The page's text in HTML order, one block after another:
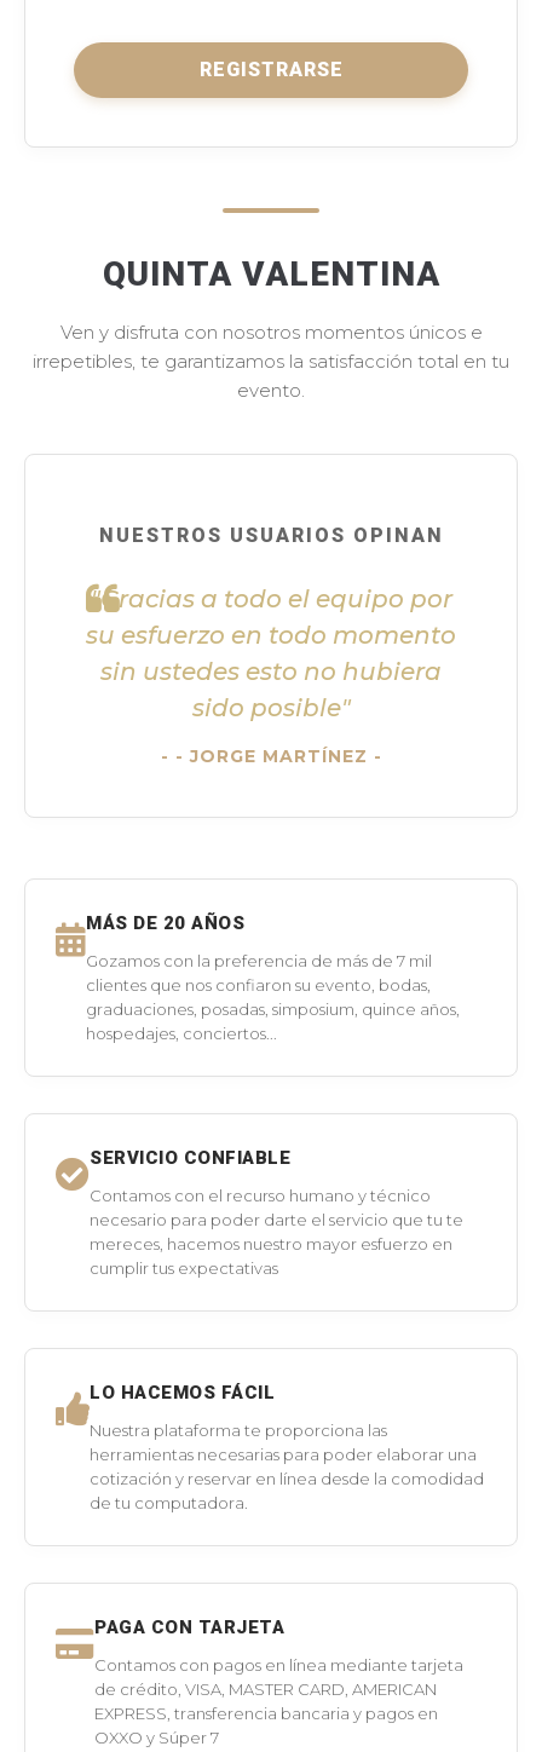
REGISTRARSE
QUINTA VALENTINA
Ven y disfruta con nosotros momentos únicos e
irrepetibles, te garantizamos la satisfacción total en tu
evento.
NUESTROS USUARIOS OPINAN
"Gracias a todo el equipo por
su esfuerzo en todo momento
sin ustedes esto no hubiera
sido posible"
- JORGE MARTÍNEZ -
MÁS DE 20 AÑOS
Gozamos con la preferencia de más de 7 mil
clientes que nos confiaron su evento, bodas,
graduaciones, posadas, simposium, quince años,
hospedajes, conciertos...
SERVICIO CONFIABLE
Contamos con el recurso humano y técnico
necesario para poder darte el servicio que tu te
mereces, hacemos nuestro mayor esfuerzo en
cumplir tus expectativas
LO HACEMOS FÁCIL
Nuestra plataforma te proporciona las
herramientas necesarias para poder elaborar una
cotización y reservar en línea desde la comodidad
de tu computadora.
PAGA CON TARJETA
Contamos con pagos en línea mediante tarjeta
de crédito, VISA, MASTER CARD, AMERICAN
EXPRESS, transferencia bancaria y pagos en
OXXO y Súper 7